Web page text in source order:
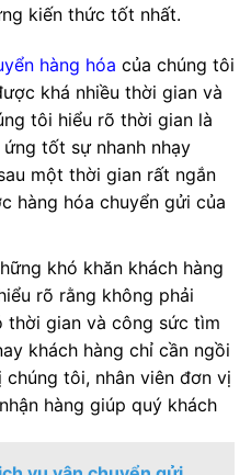
kiến thức tốt nhất.
hàng hóa của chúng tôi
khá nhiều thời gian và
tôi hiểu rõ thời gian là
tốt sự nhanh nhạy
một thời gian rất ngắn
hàng hóa chuyển gửi của
khó khăn khách hàng
rõ rằng không phải
thời gian và công sức tìm
khách hàng chỉ cần ngồi
tôi, nhân viên đơn vị
hàng giúp quý khách